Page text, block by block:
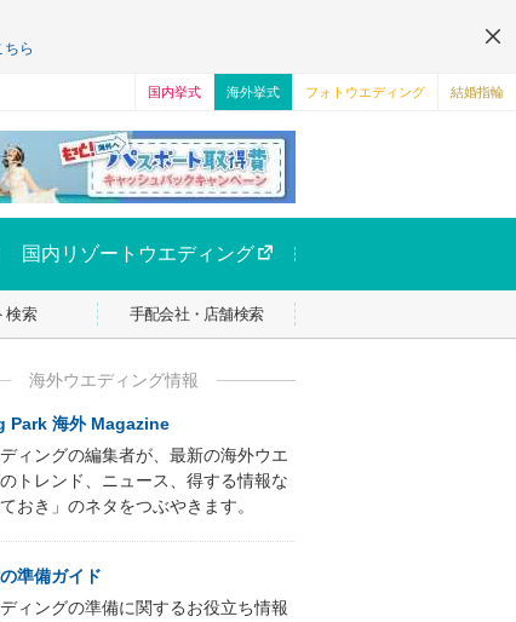
ちら
国内挙式 海外挙式 フォトウエディング 結婚指輪
国内リゾートウエディング
検索 手配会社・店舗検索
海外ウエディング情報
Park 海外 Magazine
ィングの編集者が、最新の海外ウエ
トレンド、ニュース、得する情報な
おき」のネタをつぶやきます。
準備ガイド
ィングの準備に関するお役立ち情報